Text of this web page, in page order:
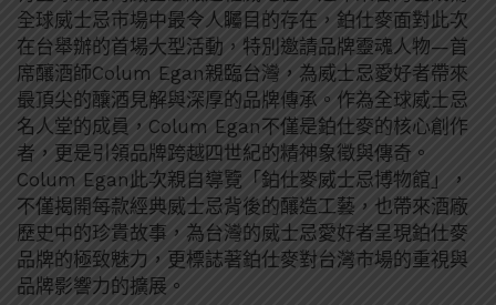
全球威士忌市場中最令人矚目的存在，鉑仕麥面對此次
在台舉辦的首場大型活動，特別邀請品牌靈魂人物—首
席釀酒師Colum Egan親臨台灣，為威士忌愛好者帶來
最頂尖的釀酒見解與深厚的品牌傳承。作為全球威士忌
名人堂的成員，Colum Egan不僅是鉑仕麥的核心創作
者，更是引領品牌跨越四世紀的精神象徵與傳奇。
Colum Egan此次親自導覽「鉑仕麥威士忌博物館」，
不僅揭開每款經典威士忌背後的釀造工藝，也帶來酒廠
歷史中的珍貴故事，為台灣的威士忌愛好者呈現鉑仕麥
品牌的極致魅力，更標誌著鉑仕麥對台灣市場的重視與
品牌影響力的擴展。